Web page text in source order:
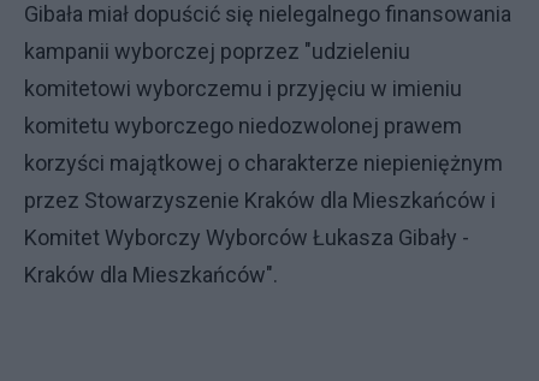
Gibała miał dopuścić się nielegalnego finansowania
kampanii wyborczej poprzez "udzieleniu
komitetowi wyborczemu i przyjęciu w imieniu
komitetu wyborczego niedozwolonej prawem
korzyści majątkowej o charakterze niepieniężnym
przez Stowarzyszenie Kraków dla Mieszkańców i
Komitet Wyborczy Wyborców Łukasza Gibały -
Kraków dla Mieszkańców".